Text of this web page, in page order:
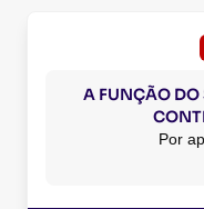
A FUNÇÃO DO
Por